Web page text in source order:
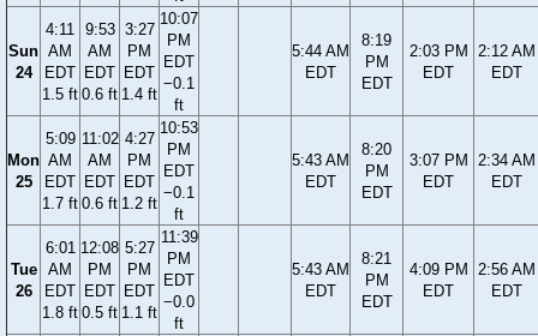
Sun
24
4:11
AM
EDT
1.5 ft
9:53
AM
EDT
0.6 ft
3:27
PM
EDT
1.4 ft
10:07
PM
EDT
−0.1
ft
5:44 AM
EDT
8:19
PM
EDT
2:03 PM
EDT
2:12 AM
EDT
Mon
25
5:09
AM
EDT
1.7 ft
11:02
AM
EDT
0.6 ft
4:27
PM
EDT
1.2 ft
10:53
PM
EDT
−0.1
ft
5:43 AM
EDT
8:20
PM
EDT
3:07 PM
EDT
2:34 AM
EDT
Tue
26
6:01
AM
EDT
1.8 ft
12:08
PM
EDT
0.5 ft
5:27
PM
EDT
1.1 ft
11:39
PM
EDT
−0.0
ft
5:43 AM
EDT
8:21
PM
EDT
4:09 PM
EDT
2:56 AM
EDT